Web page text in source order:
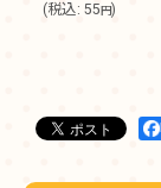
(税込: 55円)